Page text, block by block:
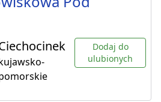
Dodaj do
ulubionych